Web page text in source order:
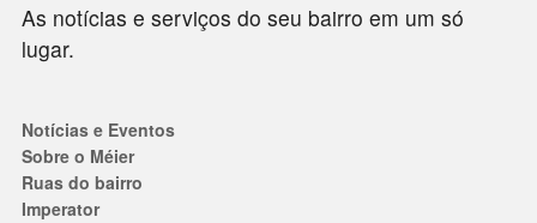
As notícias e serviços do seu bairro em um só
lugar.
Notícias e Eventos
Sobre o Méier
Ruas do bairro
Imperator